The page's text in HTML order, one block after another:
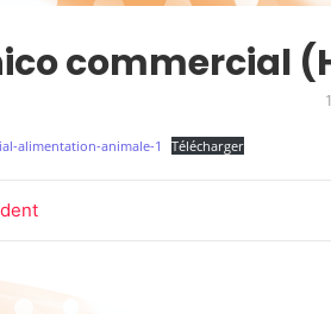
commercial
alimentation-animale-1 Télécharger